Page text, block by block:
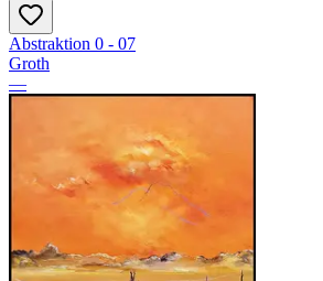
Abstraktion 0 - 07
Groth
—